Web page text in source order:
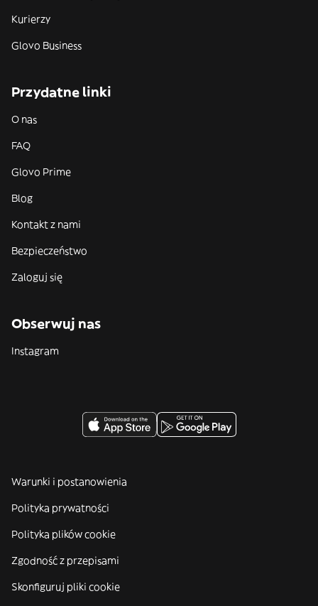
Kurierzy
Glovo Business
Przydatne linki
O nas
FAQ
Glovo Prime
Blog
Kontakt z nami
Bezpieczeństwo
Zaloguj się
Obserwuj nas
Instagram
Warunki i postanowienia
Polityka prywatności
Polityka plików cookie
Zgodność z przepisami
Skonfiguruj pliki cookie